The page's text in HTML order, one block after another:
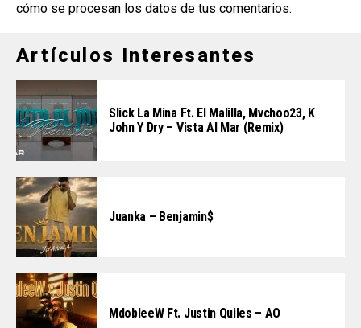
cómo se procesan los datos de tus comentarios.
Artículos Interesantes
Slick La Mina Ft. El Malilla, Mvchoo23, K
John Y Dry – Vista Al Mar (Remix)
Juanka – Benjamin$
MdobleeW Ft. Justin Quiles – AO